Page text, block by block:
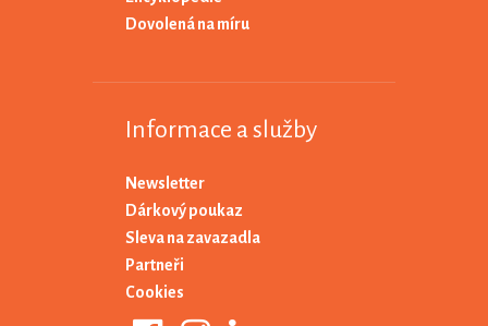
Dovolená na míru
Informace a služby
Newsletter
Dárkový poukaz
Sleva na zavazadla
Partneři
Cookies